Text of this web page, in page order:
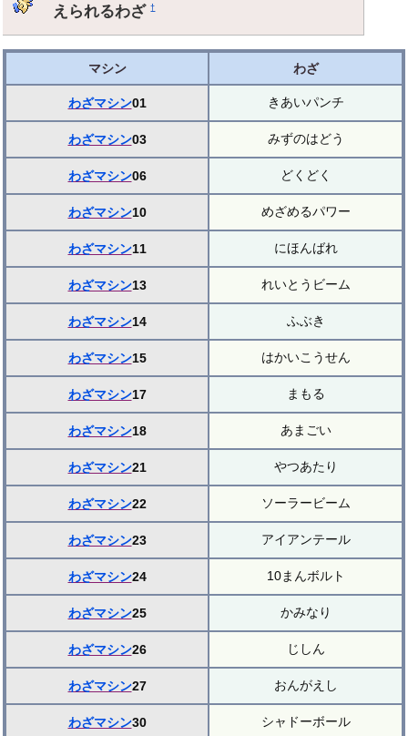
えられるわざ†
マシン わざ
わざマシン01 きあいパンチ
わざマシン03 みずのはどう
わざマシン06 どくどく
わざマシン10 めざめるパワー
わざマシン11 にほんばれ
わざマシン13 れいとうビーム
わざマシン14 ふぶき
わざマシン15 はかいこうせん
わざマシン17 まもる
わざマシン18 あまごい
わざマシン21 やつあたり
わざマシン22 ソーラービーム
わざマシン23 アイアンテール
わざマシン24 10まんボルト
わざマシン25 かみなり
わざマシン26 じしん
わざマシン27 おんがえし
わざマシン30 シャドーボール